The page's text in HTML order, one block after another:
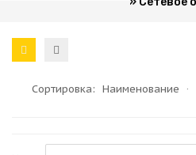
Сортировка: Наименование ·